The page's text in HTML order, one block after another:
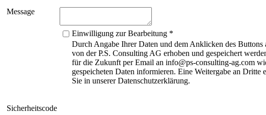
Message
Einwilligung zur Bearbeitung *
Durch Angabe Ihrer Daten und dem Anklicken des
von der P.S. Consulting AG erhoben und gespeichert
für die Zukunft per Email an info@ps-consulting-ag.com
gespeicheten Daten informieren. Eine Weitergabe an
Sie in unserer Datenschutzerklärung.
Sicherheitscode